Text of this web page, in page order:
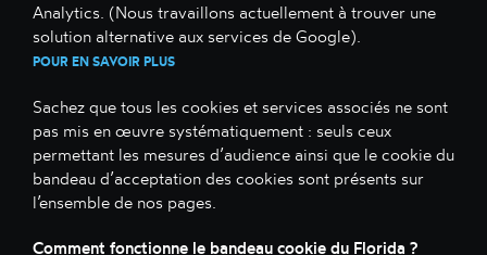
Analytics. (Nous travaillons actuellement à trouver une
solution alternative aux services de Google).
POUR EN SAVOIR PLUS
Sachez que tous les cookies et services associés ne sont
pas mis en œuvre systématiquement : seuls ceux
permettant les mesures d’audience ainsi que le cookie du
bandeau d’acceptation des cookies sont présents sur
l’ensemble de nos pages.
Comment fonctionne le bandeau cookie du Florida ?